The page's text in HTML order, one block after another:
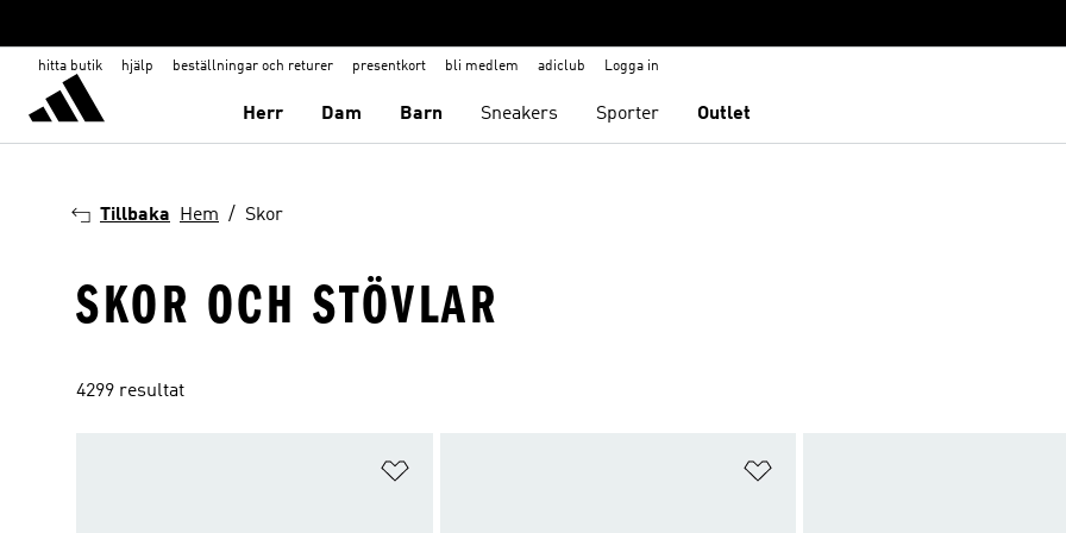
hitta butik hjälp beställningar och returer presentkort bli medlem adiclub Logga in
Herr Dam Barn Sneakers Sporter Outlet
Tillbaka Hem Skor
SKOR OCH STÖVLAR
4299 resultat